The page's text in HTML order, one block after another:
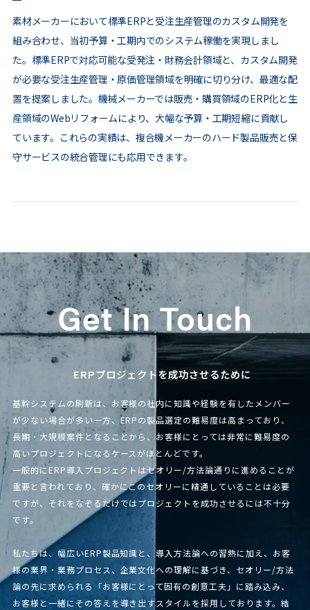
素材メーカーにおいて標準ERPと受注生産管理のカスタム開発を
組み合わせ、当初予算・工期内でのシステム稼働を実現しまし
た。標準ERPで対応可能な受発注・財務会計領域と、カスタム開発
が必要な受注生産管理・原価管理領域を明確に切り分け、最適な配
置を提案しました。機械メーカーでは販売・購買領域のERP化と生
産領域のWebリフォームにより、大幅な予算・工期短縮に貢献し
ています。これらの実績は、複合機メーカーのハード製品販売と保
守サービスの統合管理にも応用できます。
Get In Touch
ERPプロジェクトを成功させるために
基幹システムの刷新は、お客様の社内に知識や経験を有したメンバー
が少ない場合が多い一方、ERPの製品選定の難易度は高まっており、
長期・大規模案件となることから、お客様にとっては非常に難易度の
高いプロジェクトになるケースがほとんどです。
一般的にERP導入プロジェクトはセオリー/方法論通りに進めることが
重要と言われており、確かにこのセオリーに精通していることは必要
ですが、それをなぞるだけではプロジェクトを成功させるには不十分
です。
私たちは、幅広いERP製品知識と、導入方法論への習熟に加え、お客
様の業界・業務プロセス、企業文化への理解に基づき、セオリー/方法
論の先に求められる「お客様にとって固有の創意工夫」に踏み込み、
お客様と一緒にその答えを導き出すスタイルを採用しております。結